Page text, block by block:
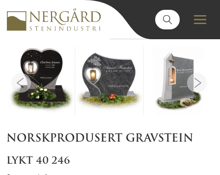
NORSKPRODUSERT GRAVSTEIN
LYKT 40 246